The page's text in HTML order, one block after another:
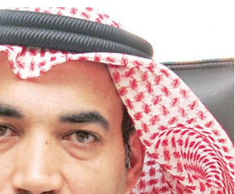
إلكترونيا